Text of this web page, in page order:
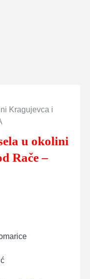
Kragujevca i
u okolini
Rače –